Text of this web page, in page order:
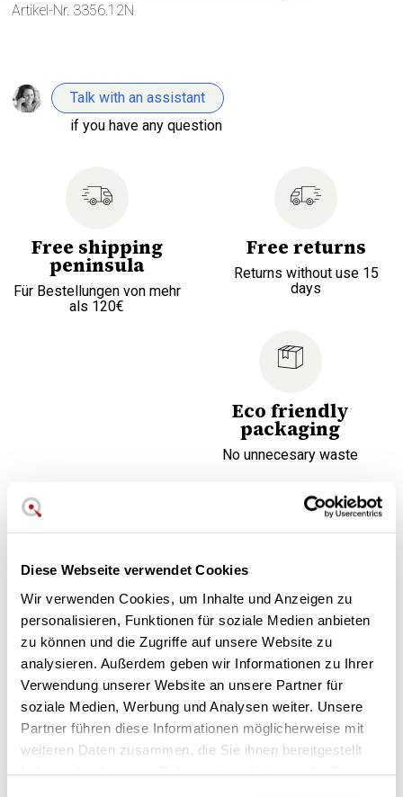
Diese Webseite verwendet Cookies
Wir verwenden Cookies, um Inhalte und Anzeigen zu
personalisieren, Funktionen für soziale Medien anbieten
zu können und die Zugriffe auf unsere Website zu
analysieren. Außerdem geben wir Informationen zu Ihrer
Verwendung unserer Website an unsere Partner für
soziale Medien, Werbung und Analysen weiter. Unsere
Partner führen diese Informationen möglicherweise mit
weiteren Daten zusammen, die Sie ihnen bereitgestellt
Artikel-Nr. 3356.12N
Talk with an assistant
if you have any question
Free shipping
peninsula
Für Bestellungen von mehr
als 120€
Free returns
Returns without use 15
days
Eco friendly
packaging
No unnecesary waste
Finance your
purchase
Choose the most
confortable fee for you
Heißer und kalter Trichter aus
rostfreiem Stahl. 12 cm
Durchmesser.